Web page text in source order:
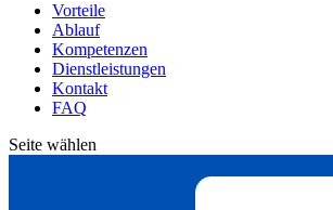
Vorteile
Ablauf
Kompetenzen
Dienstleistungen
Kontakt
FAQ
Seite wählen